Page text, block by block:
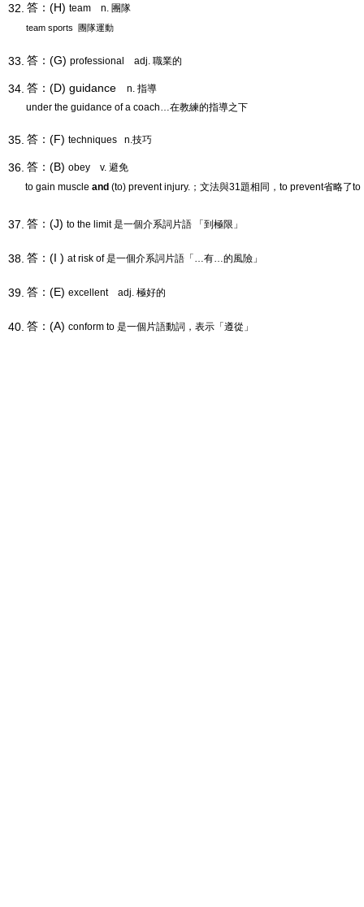
32. 答：(H) team n. 團隊
team sports 團隊運動
33. 答：(G) professional adj. 職業的
34. 答：(D) guidance
n. 指導
under the guidance of a coach…在教練的指導之下
35. 答：(F) techniques n.技巧
36. 答：(B) obey
v. 避免
to gain muscle and (to) prevent injury.；文法與31題相同，to prevent省略了to
37. 答：(J) to the limit 是一個介系詞片語 「到極限」
38. 答：(I ) at risk of 是一個介系詞片語「…有…的風險」
39. 答：(E) excellent adj. 極好的
40. 答：(A) conform to 是一個片語動詞，表示「遵從」